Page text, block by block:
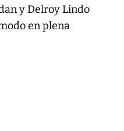
y Delroy Lindo
en plena